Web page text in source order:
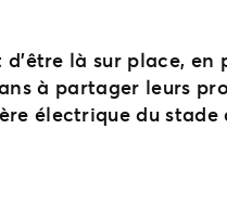
là sur place,
à partager leurs
électrique du